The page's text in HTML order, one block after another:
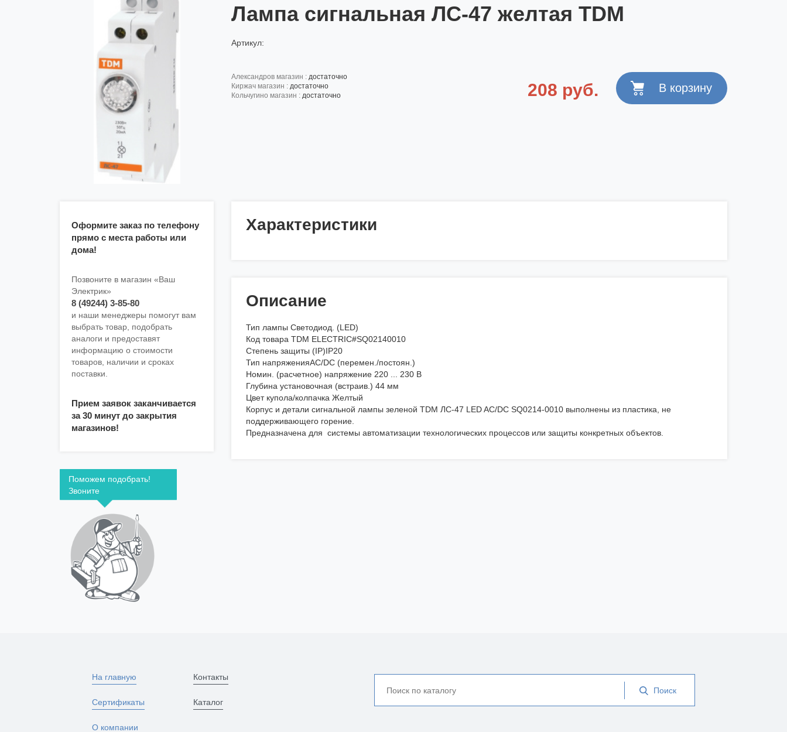
Лампа сигнальная ЛС-47 желтая TDM
Артикул:
александров магазин : достаточно
киржач магазин : достаточно
кольчугино магазин : достаточно 208 руб.
Оформите заказ по телефону
прямо с места работы или
дома!
Позвоните в магазин «Ваш
Электрик»
8 (49244) 3-85-80
и наши менеджеры помогут вам
выбрать товар, подобрать
аналоги и предоставят
информацию о стоимости
товаров, наличии и сроках
поставки.
Прием заявок заканчивается
за 30 минут до закрытия
магазинов!
Поможем подобрать!
Звоните
Характеристики
Описание
Тип лампы Светодиод. (LED)
Код товара TDM ELECTRIC#SQ02140010
Степень защиты (IP)IP20
Тип напряженияAC/DC (перемен./постоян.)
Номин. (расчетное) напряжение 220 ... 230 В
Глубина установочная (встраив.) 44 мм
Цвет купола/колпачка Желтый
Корпус и детали сигнальной лампы зеленой TDM ЛС-47 LED AC/DC SQ0214-0010 выполнены из пластика, не
поддерживающего горение.
Предназначена для системы автоматизации технологических процессов или защиты конкретных объектов.
На главную
Сертификаты
О компании
Контакты
Каталог